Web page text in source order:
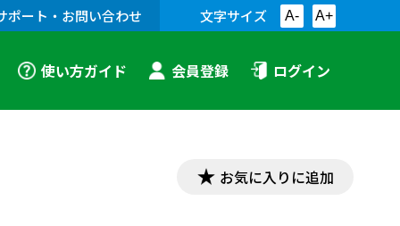
ポート・お問い合わせ 文字サイズ A- A+
使い方ガイド 会員登録 ログイン
お気に入りに追加